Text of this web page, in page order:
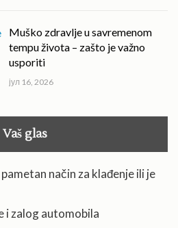
Muško zdravlje u savremenom
tempu života – zašto je važno
usporiti
јул 16, 2026
Vaš glas
način za klađenje ili je
i zalog automobila